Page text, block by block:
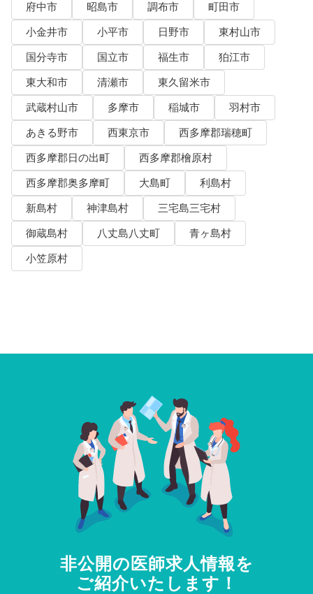
府中市
昭島市 調布市
町田市
小金井市
小平市 日野市
東村山市
国分寺市
国立市 福生市
狛江市
東大和市
清瀬市
東久留米市
武蔵村山市
多摩市 稲城市
羽村市
あきる野市
西東京市
西多摩郡瑞穂町
西多摩郡日の出町
西多摩郡檜原村
西多摩郡奥多摩町
大島町
利島村
新島村
神津島村
三宅島三宅村
御蔵島村
八丈島八丈町
青ヶ島村
小笠原村
非公開の医師求人情報を
ご紹介いたします！